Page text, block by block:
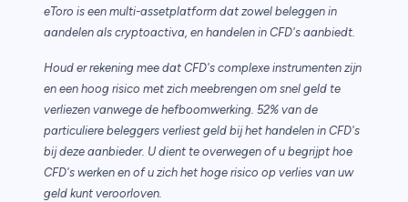
eToro is een multi-assetplatform dat zowel beleggen in
aandelen als cryptoactiva, en handelen in CFD's aanbiedt.
Houd er rekening mee dat CFD's complexe instrumenten zijn
en een hoog risico met zich meebrengen om snel geld te
verliezen vanwege de hefboomwerking. 52% van de
particuliere beleggers verliest geld bij het handelen in CFD's
bij deze aanbieder. U dient te overwegen of u begrijpt hoe
CFD's werken en of u zich het hoge risico op verlies van uw
geld kunt veroorloven.